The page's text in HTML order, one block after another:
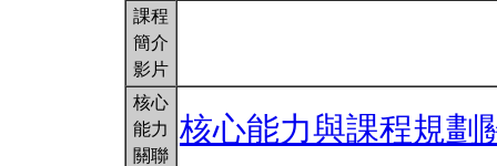
課程
簡介
影片
核心
能力
關聯
核心能力與課程規劃